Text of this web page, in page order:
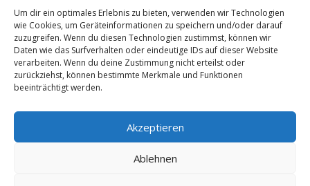
Um dir ein optimales Erlebnis zu bieten, verwenden wir Technologien
wie Cookies, um Geräteinformationen zu speichern und/oder darauf
zuzugreifen. Wenn du diesen Technologien zustimmst, können wir
Daten wie das Surfverhalten oder eindeutige IDs auf dieser Website
verarbeiten. Wenn du deine Zustimmung nicht erteilst oder
zurückziehst, können bestimmte Merkmale und Funktionen
beeinträchtigt werden.
Akzeptieren
Ablehnen
Frankfurt Oder Winzerviertel (6.71 km)
Alt Tucheband (6.8 km)
Frankfurt Oder Altberesinchen
Lietzen
Frankfurt Oder Nuhnen Vorstadt